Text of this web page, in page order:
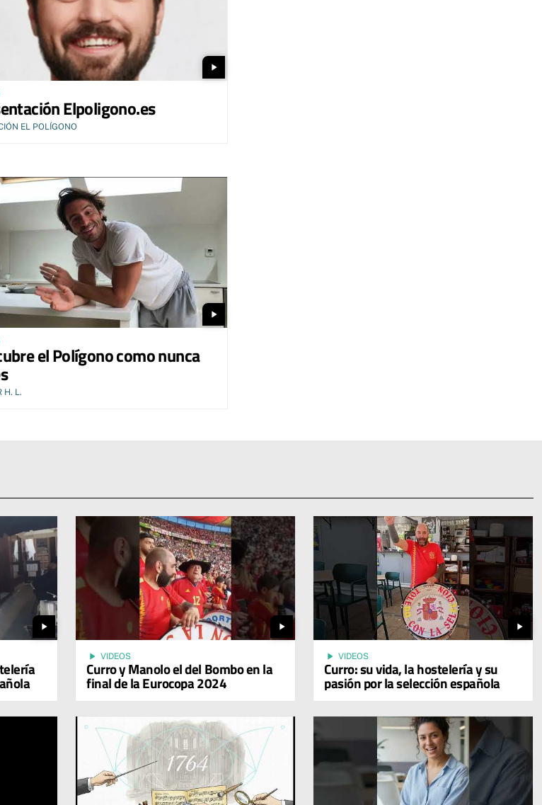
play_arrow
Elpoligono.es
EL POLÍGONO
play_arrow
el Polígono como nunca
H. L.
play_arrow play_arrow
play_arrow VIDEOS
Curro y Manolo el del Bombo en la
final de la Eurocopa 2024
play_arrow
play_arrow VIDEOS
Curro: su vida, la hostelería y su
pasión por la selección española